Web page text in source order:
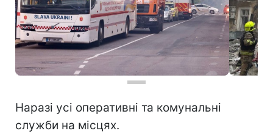
Наразі усі оперативні та комунальні
служби на місцях.